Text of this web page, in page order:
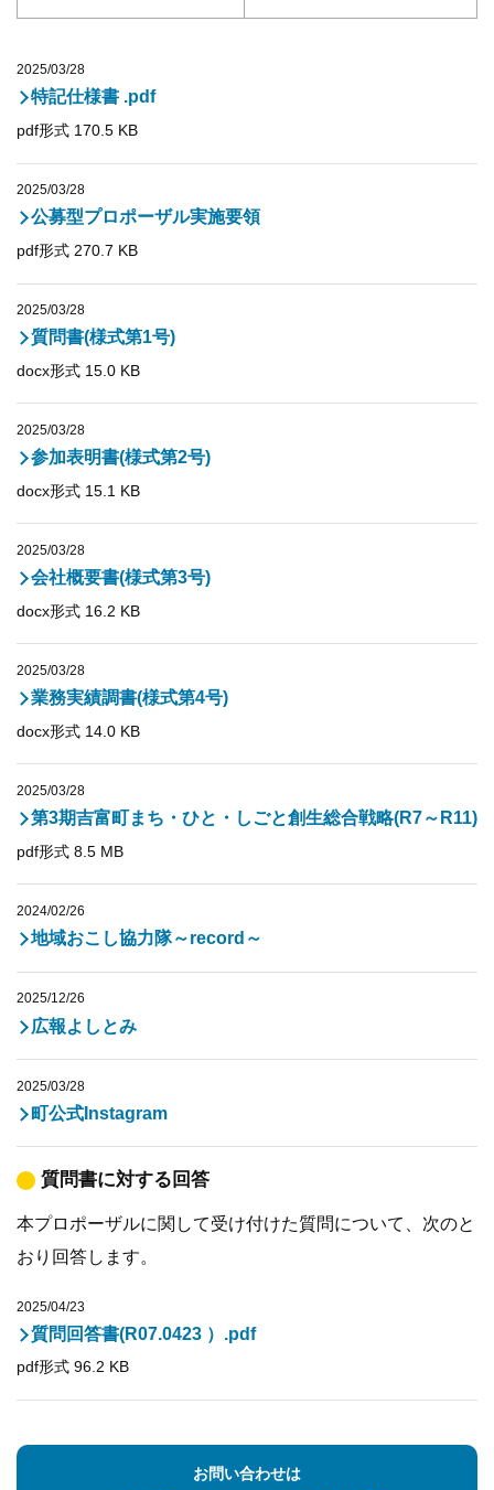
特記仕様書 .pdf
pdf形式 170.5 KB
2025/03/28
公募型プロポーザル実施要領
pdf形式 270.7 KB
2025/03/28
質問書(様式第1号)
docx形式 15.0 KB
2025/03/28
参加表明書(様式第2号)
docx形式 15.1 KB
2025/03/28
会社概要書(様式第3号)
docx形式 16.2 KB
2025/03/28
業務実績調書(様式第4号)
docx形式 14.0 KB
2025/03/28
第3期吉富町まち・ひと・しごと創生総合戦略(R7～R11)
pdf形式 8.5 MB
2025/03/28
地域おこし協力隊～record～
2024/02/26
広報よしとみ
2025/12/26
町公式Instagram
2025/03/28
質問書に対する回答
本プロポーザルに関して受け付けた質問について、次のと
おり回答します。
質問回答書(R07.0423 ）.pdf
pdf形式 96.2 KB
2025/04/23
お問い合わせは